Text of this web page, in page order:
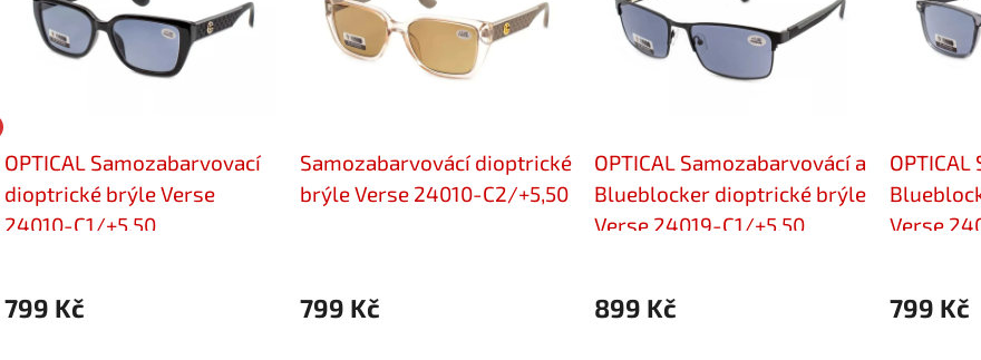
OPTICAL Samozabarvovací
dioptrické brýle Verse
24010-C1/+5,50
799 Kč
Samozabarvovácí dioptrické
brýle Verse 24010-C2/+5,50
799 Kč
OPTICAL Samozabarvovácí a
Blueblocker dioptrické brýle
Verse 24019-C1/+5,50
899 Kč
Verse
799 Kč